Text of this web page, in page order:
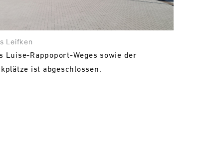
Leifken
Luise-Rappoport-Weges sowie der
ist abgeschlossen.